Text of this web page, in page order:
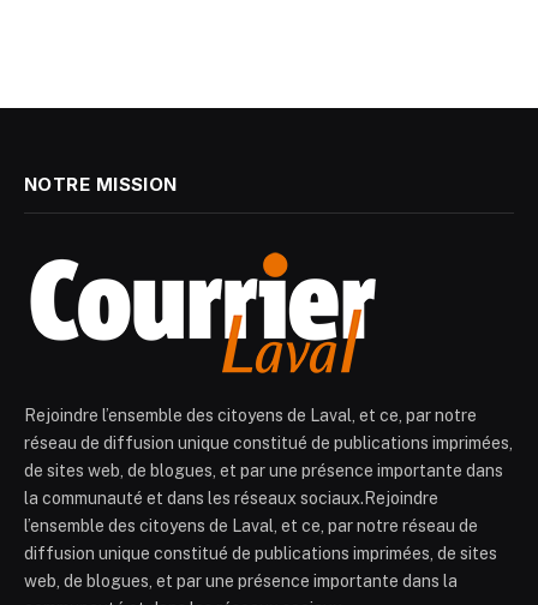
NOTRE MISSION
Rejoindre l’ensemble des citoyens de Laval, et ce, par notre
réseau de diffusion unique constitué de publications imprimées,
de sites web, de blogues, et par une présence importante dans
la communauté et dans les réseaux sociaux.Rejoindre
l’ensemble des citoyens de Laval, et ce, par notre réseau de
diffusion unique constitué de publications imprimées, de sites
web, de blogues, et par une présence importante dans la